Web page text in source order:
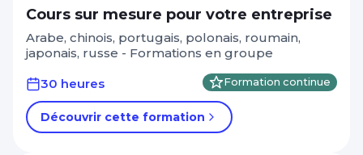
Cours sur mesure pour votre entreprise
Arabe, chinois, portugais, polonais, roumain,
japonais, russe - Formations en groupe
30 heures
Formation continue
Découvrir cette formation